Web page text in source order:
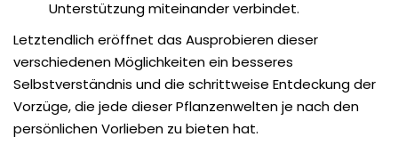
Unterstützung miteinander verbindet.
Letztendlich eröffnet das Ausprobieren dieser
verschiedenen Möglichkeiten ein besseres
Selbstverständnis und die schrittweise Entdeckung der
Vorzüge, die jede dieser Pflanzenwelten je nach den
persönlichen Vorlieben zu bieten hat.